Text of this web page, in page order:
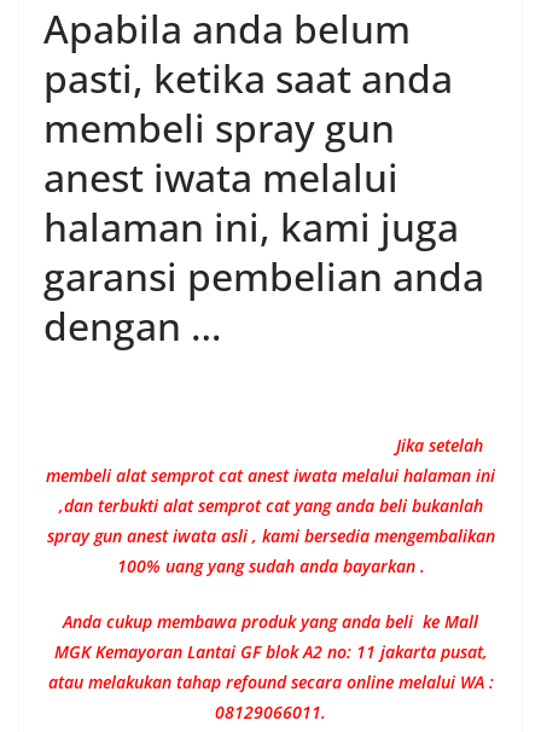
Apabila anda belum
pasti, ketika saat anda
membeli spray gun
anest iwata melalui
halaman ini, kami juga
garansi pembelian anda
dengan …
Jika setelah
membeli alat semprot cat anest iwata melalui halaman ini
,dan terbukti alat semprot cat yang anda beli bukanlah
spray gun anest iwata asli , kami bersedia mengembalikan
100% uang yang sudah anda bayarkan .
Anda cukup membawa produk yang anda beli ke Mall
MGK Kemayoran Lantai GF blok A2 no: 11 jakarta pusat,
atau melakukan tahap refound secara online melalui WA :
08129066011.